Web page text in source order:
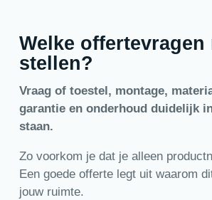
Welke offertevragen
stellen?
Vraag of toestel, montage,
garantie en onderhoud duidelijk
staan.
Zo voorkom je dat je alleen
Een goede offerte legt uit waarom
jouw ruimte.